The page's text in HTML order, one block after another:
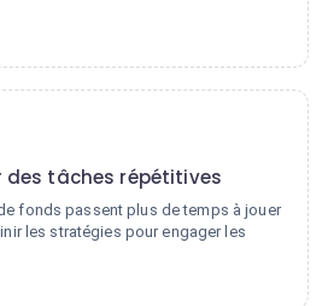
des tâches répétitives
fonds passent plus de temps à jouer
les stratégies pour engager les